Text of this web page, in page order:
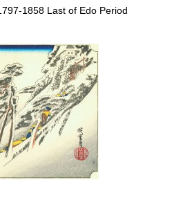
1858 Last of Edo Period